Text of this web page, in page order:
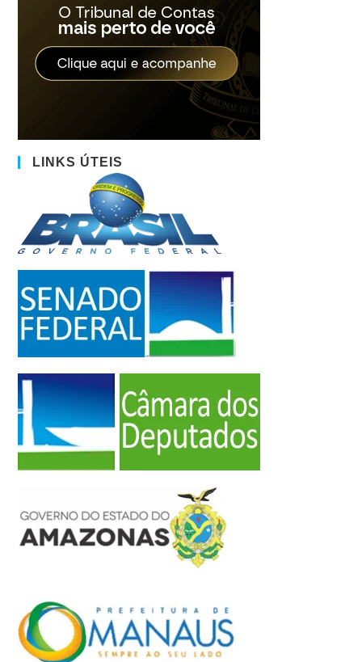
LINKS ÚTEIS